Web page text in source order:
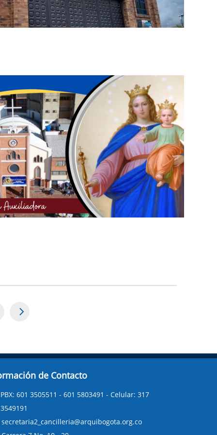
de Contacto
PBX: 601 3505511 - 601 5803491 - Celular: 317
3549191
secretaria2_cancilleria@arquibogota.org.co